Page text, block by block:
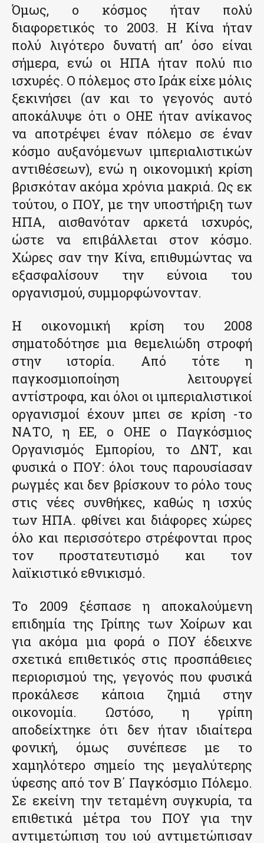
Όμως, ο κόσμος ήταν πολύ
διαφορετικός το 2003. Η Κίνα ήταν
πολύ λιγότερο δυνατή απ’ όσο είναι
σήμερα, ενώ οι ΗΠΑ ήταν πολύ πιο
ισχυρές. Ο πόλεμος στο Ιράκ είχε μόλις
ξεκινήσει (αν και το γεγονός αυτό
αποκάλυψε ότι ο ΟΗΕ ήταν ανίκανος
να αποτρέψει έναν πόλεμο σε έναν
κόσμο αυξανόμενων ιμπεριαλιστικών
αντιθέσεων), ενώ η οικονομική κρίση
βρισκόταν ακόμα χρόνια μακριά. Ως εκ
τούτου, ο ΠΟΥ, με την υποστήριξη των
ΗΠΑ, αισθανόταν αρκετά ισχυρός,
ώστε να επιβάλλεται στον κόσμο.
Χώρες σαν την Κίνα, επιθυμώντας να
εξασφαλίσουν την εύνοια του
οργανισμού, συμμορφώνονταν.
Η οικονομική κρίση του 2008
σηματοδότησε μια θεμελιώδη στροφή
στην ιστορία. Από τότε η
παγκοσμιοποίηση λειτουργεί
αντίστροφα, και όλοι οι ιμπεριαλιστικοί
οργανισμοί έχουν μπει σε κρίση -το
ΝΑΤΟ, η ΕΕ, ο ΟΗΕ ο Παγκόσμιος
Οργανισμός Εμπορίου, το ΔΝΤ, και
φυσικά ο ΠΟΥ: όλοι τους παρουσίασαν
ρωγμές και δεν βρίσκουν το ρόλο τους
στις νέες συνθήκες, καθώς η ισχύς
των ΗΠΑ. φθίνει και διάφορες χώρες
όλο και περισσότερο στρέφονται προς
τον προστατευτισμό και τον
λαϊκιστικό εθνικισμό.
Το 2009 ξέσπασε η αποκαλούμενη
επιδημία της Γρίπης των Χοίρων και
για ακόμα μια φορά ο ΠΟΥ έδειχνε
σχετικά επιθετικός στις προσπάθειες
περιορισμού της, γεγονός που φυσικά
προκάλεσε κάποια ζημιά στην
οικονομία. Ωστόσο, η γρίπη
αποδείχτηκε ότι δεν ήταν ιδιαίτερα
φονική, όμως συνέπεσε με το
χαμηλότερο σημείο της μεγαλύτερης
ύφεσης από τον Β΄ Παγκόσμιο Πόλεμο.
Σε εκείνη την τεταμένη συγκυρία, τα
επιθετικά μέτρα του ΠΟΥ για την
αντιμετώπιση του ιού αντιμετώπισαν